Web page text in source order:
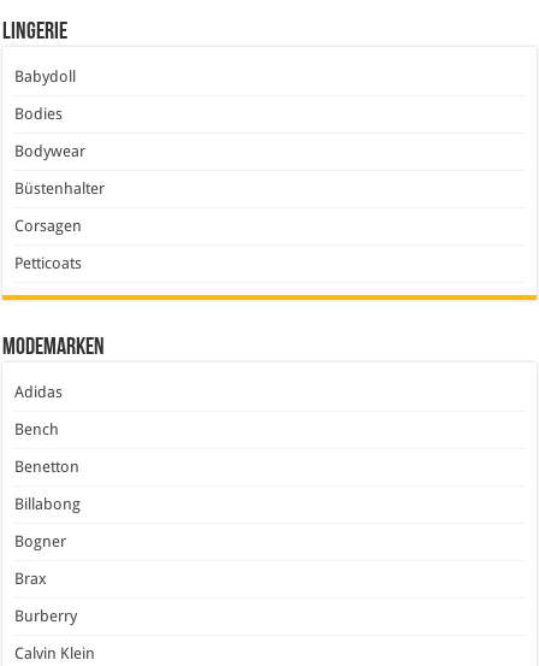
Lingerie
Babydoll
Bodies
Bodywear
Büstenhalter
Corsagen
Petticoats
Modemarken
Adidas
Bench
Benetton
Billabong
Bogner
Brax
Burberry
Calvin Klein